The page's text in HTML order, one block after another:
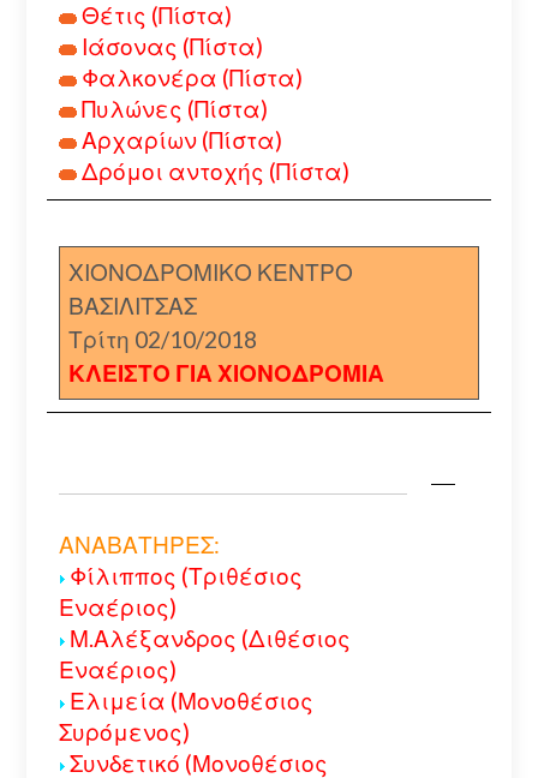
Θέτις (Πίστα)
Ιάσονας (Πίστα)
Φαλκονέρα (Πίστα)
Πυλώνες (Πίστα)
Αρχαρίων (Πίστα)
Δρόμοι αντοχής (Πίστα)
ΧΙΟΝΟΔΡΟΜΙΚΟ ΚΕΝΤΡΟ
ΒΑΣΙΛΙΤΣΑΣ
Τρίτη 02/10/2018
ΚΛΕΙΣΤΟ ΓΙΑ ΧΙΟΝΟΔΡΟΜΙΑ
ΑΝΑΒΑΤΗΡΕΣ:
Φίλιππος (Τριθέσιος
Εναέριος)
Μ.Αλέξανδρος (Διθέσιος
Εναέριος)
Ελιμεία (Μονοθέσιος
Συρόμενος)
Συνδετικό (Μονοθέσιος